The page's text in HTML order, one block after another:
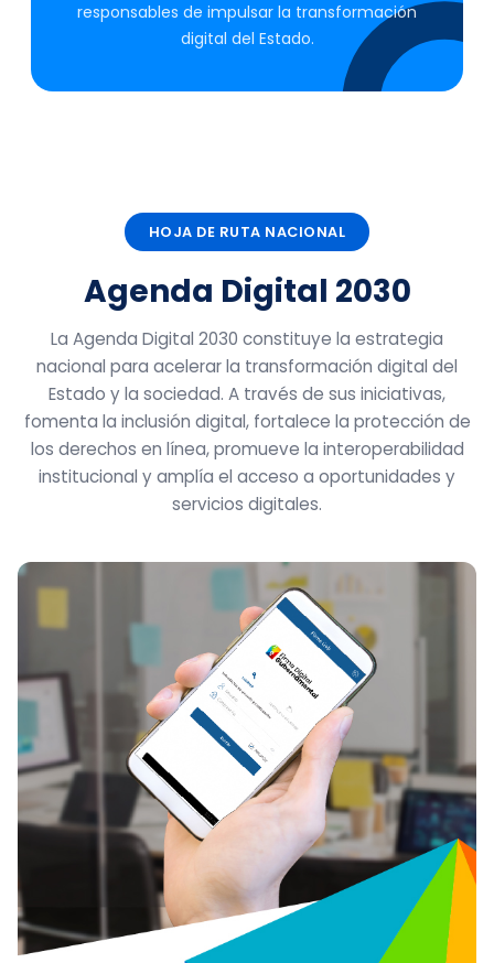
responsables de impulsar la transformación
digital del Estado.
HOJA DE RUTA NACIONAL
Agenda Digital 2030
La Agenda Digital 2030 constituye la estrategia
nacional para acelerar la transformación digital del
Estado y la sociedad. A través de sus iniciativas,
fomenta la inclusión digital, fortalece la protección de
los derechos en línea, promueve la interoperabilidad
institucional y amplía el acceso a oportunidades y
servicios digitales.